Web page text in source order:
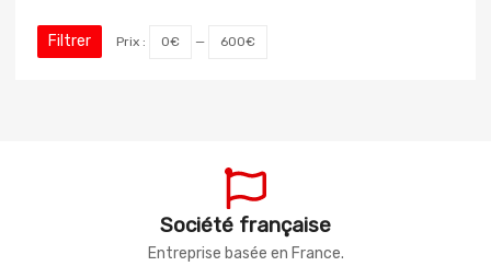
Filtrer Prix : 0€ — 600€
Société française
Entreprise basée en France.